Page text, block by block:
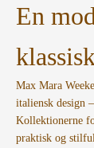
En
Max Mara
italiensk design
Kollektionerne
praktisk og